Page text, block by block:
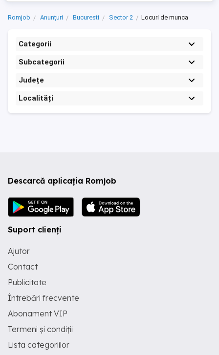
Romjob Anunțuri Bucuresti Sector 2 Locuri de munca
Categorii
Subcategorii
Județe
Localități
Descarcă aplicația Romjob
Suport clienți
Ajutor
Contact
Publicitate
Întrebări frecvente
Abonament VIP
Termeni și condiții
Lista categoriilor